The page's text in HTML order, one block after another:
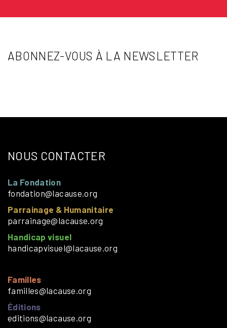
ABONNEZ-VOUS À LA NEWSLETTER
NOUS CONTACTER
La Fondation
fondation@lacause.org
Parrainage & Humanitaire
parrainage@lacause.org
Handicap visuel
handicapvisuel@lacause.org
Familles
familles@lacause.org
Éditions
editions@lacause.org